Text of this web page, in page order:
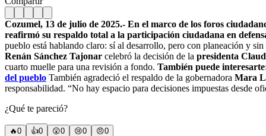
Cozumel, 13 de julio de 2025.- En el marco de los foros
reafirmó su respaldo total a la participación ciudadana en
pueblo está hablando claro: sí al desarrollo, pero con planeación y
Renán Sánchez Tajonar celebró la decisión de la presidenta
cuarto muelle para una revisión a fondo. También puede
del pueblo También agradeció el respaldo de la gobernadora Mara
responsabilidad. “No hay espacio para decisiones impuestas desde
¿Qué te pareció?
🔥0 👍0 😲0 😢0 😠0